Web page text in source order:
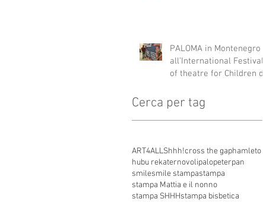
Montenegro.
PALOMA in Montenegro
all’International Festival
of theatre for Children di
Cerca per tag
ART4ALLShhh!cross the gaphamleto
hubu rekaternovolipalopeterpan
smilesmile stampastampa
stampa Mattia e il nonno
stampa SHHHstampa bisbetica